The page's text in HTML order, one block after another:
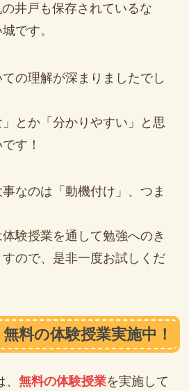
井戸も保存されているな
です。
の理解が深まりましたでし
とか「分かりやすい」と思
す！
なのは「動機付け」、つま
験授業を通して勉強へのき
ので、是非一度お試しくだ
料の体験授業実施中！
無料の体験授業を実施して